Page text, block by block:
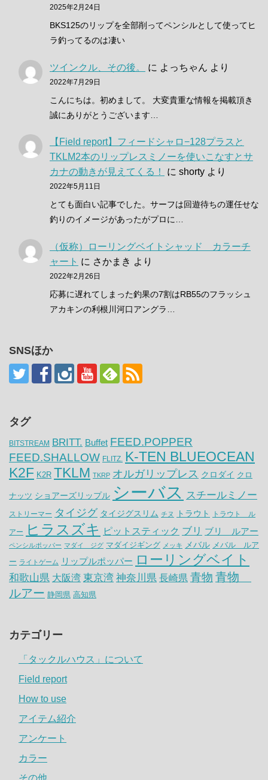
2025年2月24日
BKS125のリップを全部削ってペンシルとして使ってヒ
ラ釣ってるのは凄い
ツインクル、その後。 に よっちゃん より
2022年7月29日
こんにちは。初めまして。 大変貴重な情報を掲載頂き
誠にありがとうございます…
【Field report】フィードシャロ−128プラスと
TKLM2本のリップレスミノーを使いこなすとサ
カナの動きが見えてくる！
に shorty より
2022年5月11日
とても面白い記事でした。サーフは回遊待ちの運任せな
釣りのイメージがあったがプロに…
（仮称）ローリングベイトシャッド カラーチ
ャート に さかまき より
2022年2月26日
応募に遅れてしまった釣果の7割はRB55のフラッシュ
アカキンの利根川河口アングラ…
SNSほか
タグ
BITSTREAM BRITT. Buffet FEED.POPPER
FEED.SHALLOW FLITZ.
K-TEN BLUEOCEAN
K2F K2R TKLM TKRP オルガリップレス クロダイ クロ
ナッツ ショアーズリップル シーバス スチールミノー
ストリーマー タイジグ タイジグスリム チヌ トラウト トラウト ル
アー ヒラスズキ ピットスティック ブリ ブリ ルアー
ペンシルポッパー マダイ ジグ マダイジギング メッキ メバル メバル ルア
ー ライトゲーム リップルポッパー ローリングベイト
和歌山県 大阪湾 東京湾 神奈川県 長崎県 青物 青物
ルアー 静岡県 高知県
カテゴリー
「タックルハウス」について
Field report
How to use
アイテム紹介
アンケート
カラー
その他